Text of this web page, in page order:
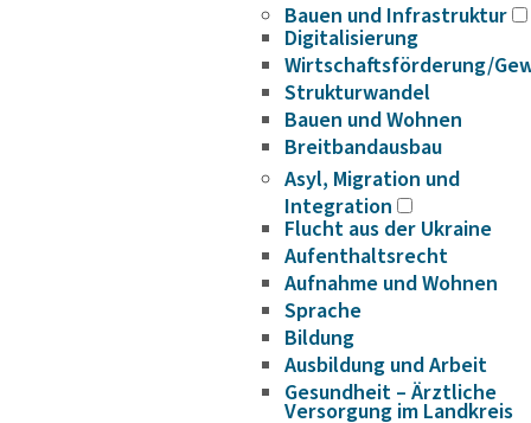
Bauen und Infrastruktur
Digitalisierung
Wirtschaftsförderung/
Strukturwandel
Bauen und Wohnen
Breitbandausbau
Asyl, Migration und
Integration
Flucht aus der Ukraine
Aufenthaltsrecht
Aufnahme und Wohnen
Sprache
Bildung
Ausbildung und Arbeit
Gesundheit – Ärztliche
Versorgung im Landkreis